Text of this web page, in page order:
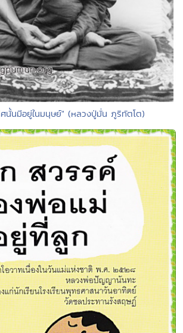
ศนั้นมีอยู่ในมนุษย์" (หลวงปู่มั่น ภูริทัตโต)